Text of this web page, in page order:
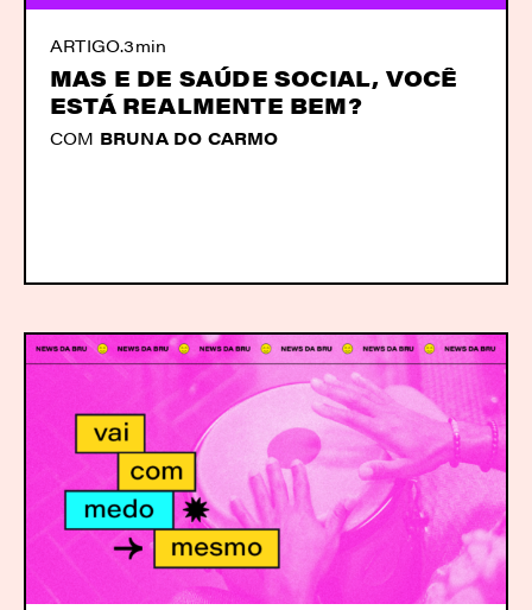
ARTIGO.3min
MAS E DE SAÚDE SOCIAL, VOCÊ
ESTÁ REALMENTE BEM?
COM BRUNA DO CARMO